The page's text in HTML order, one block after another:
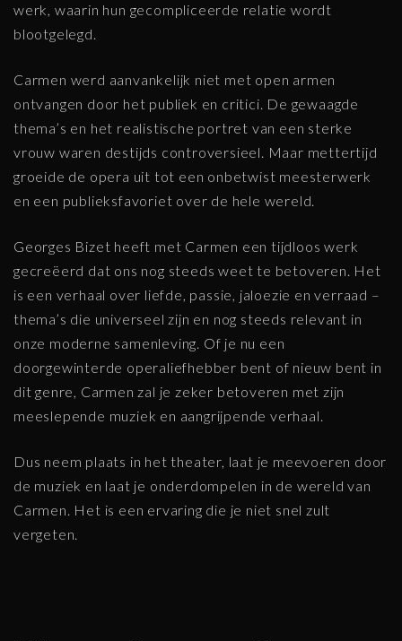
werk, waarin hun gecompliceerde relatie wordt
blootgelegd.
Carmen werd aanvankelijk niet met open armen
ontvangen door het publiek en critici. De gewaagde
thema’s en het realistische portret van een sterke
vrouw waren destijds controversieel. Maar mettertijd
groeide de opera uit tot een onbetwist meesterwerk
en een publieksfavoriet over de hele wereld.
Georges Bizet heeft met Carmen een tijdloos werk
gecreëerd dat ons nog steeds weet te betoveren. Het
is een verhaal over liefde, passie, jaloezie en verraad –
thema’s die universeel zijn en nog steeds relevant in
onze moderne samenleving. Of je nu een
doorgewinterde operaliefhebber bent of nieuw bent in
dit genre, Carmen zal je zeker betoveren met zijn
meeslepende muziek en aangrijpende verhaal.
Dus neem plaats in het theater, laat je meevoeren door
de muziek en laat je onderdompelen in de wereld van
Carmen. Het is een ervaring die je niet snel zult
vergeten.